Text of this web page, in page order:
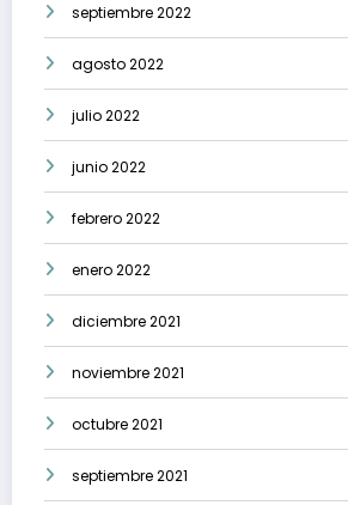
septiembre 2022
agosto 2022
julio 2022
junio 2022
febrero 2022
enero 2022
diciembre 2021
noviembre 2021
octubre 2021
septiembre 2021